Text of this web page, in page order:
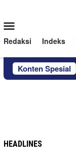
konten
Mobile
Redaksi Indeks
Konten Spesial
Lombok Tengah
HEADLINES